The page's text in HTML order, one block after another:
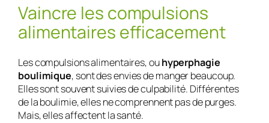
Vaincre les compulsions
alimentaires efficacement
Les compulsions alimentaires, ouhyperphagie
boulimique, sont des envies de manger beaucoup.
Elles sont souvent suivies de culpabilité. Différentes
de la boulimie, elles ne comprennent pas de purges.
Mais, elles affectent la santé.